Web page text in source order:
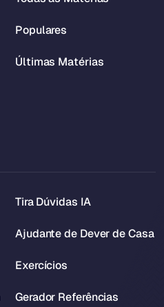
Populares
Últimas Matérias
Tira Dúvidas IA
Ajudante de Dever de Casa
Exercícios
Gerador Referências